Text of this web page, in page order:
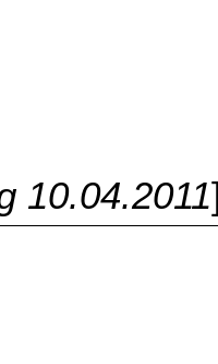
10.04.2011